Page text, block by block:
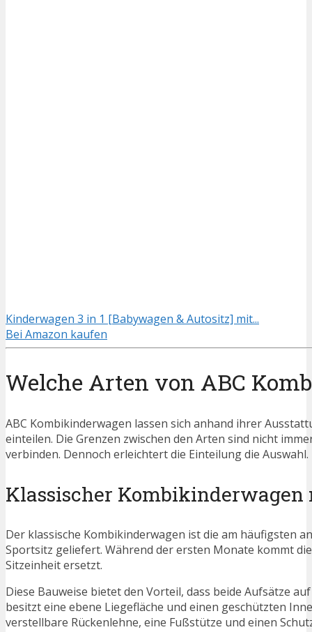
Kinderwagen 3 in 1 [Babywagen & Autositz] mit...
Bei Amazon kaufen
Welche Arten von ABC
ABC Kombikinderwagen lassen sich anhand ihrer
einteilen. Die Grenzen zwischen den Arten sind nicht
verbinden. Dennoch erleichtert die Einteilung die Auswahl.
Klassischer
Der klassische Kombikinderwagen ist die am häufigsten
Sportsitz geliefert. Während der ersten Monate kommt
Sitzeinheit ersetzt.
Diese Bauweise bietet den Vorteil, dass beide Aufsätze
besitzt eine ebene Liegefläche und einen geschützten
verstellbare Rückenlehne, eine Fußstütze und einen